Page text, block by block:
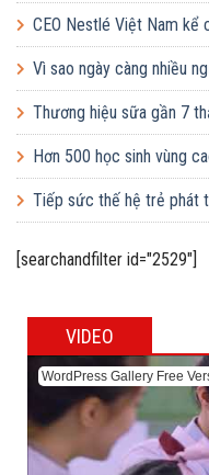
em Việt của Vinamilk
CEO Nestlé Việt Nam kể
tăng quy mô gấp 10 lần
Vì sao ngày càng nhiều
Thương hiệu sữa gần 7
up ‘Thưởng vị hè’
Hơn 500 học sinh vùng
cao Việt Nam
Tiếp sức thế hệ trẻ phát
[searchandfilter id="2529"]
VIDEO
WordPress Gallery Free